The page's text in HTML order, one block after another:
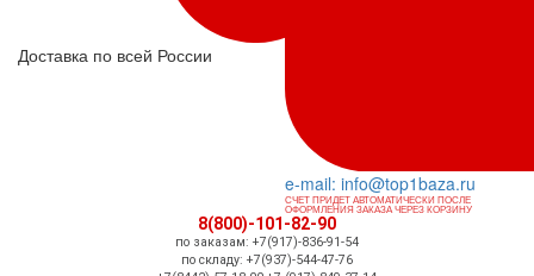
Доставка по всей России
e-mail: info@top1baza.ru
СЧЕТ ПРИДЕТ АВТОМАТИЧЕСКИ ПОСЛЕ
ОФОРМЛЕНИЯ ЗАКАЗА ЧЕРЕЗ КОРЗИНУ
8(800)-101-82-90
по заказам: +7(917)-836-91-54
по складу: +7(937)-544-47-76